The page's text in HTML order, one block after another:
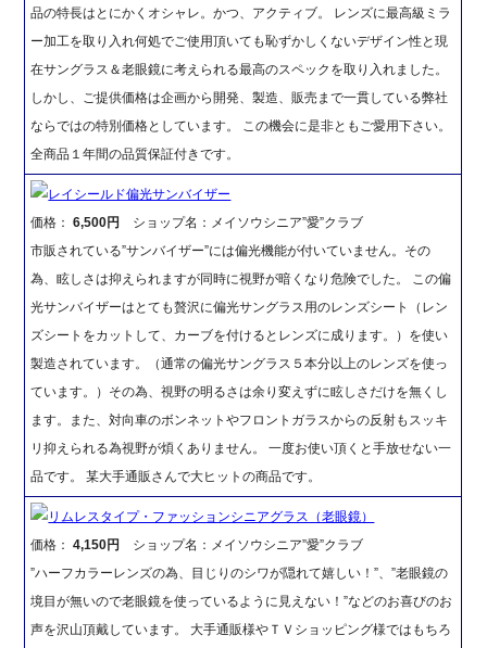
品の特長はとにかくオシャレ。かつ、アクティブ。 レンズに最高級ミラ
ー加工を取り入れ何処でご使用頂いても恥ずかしくないデザイン性と現
在サングラス＆老眼鏡に考えられる最高のスペックを取り入れました。
しかし、ご提供価格は企画から開発、製造、販売まで一貫している弊社
ならではの特別価格としています。 この機会に是非ともご愛用下さい。
全商品１年間の品質保証付きです。
レイシールド偏光サンバイザー
価格：6,500円
ショップ名：メイソウシニア”愛”クラブ
市販されている”サンバイザー”には偏光機能が付いていません。その
為、眩しさは抑えられますが同時に視野が暗くなり危険でした。 この偏
光サンバイザーはとても贅沢に偏光サングラス用のレンズシート（レン
ズシートをカットして、カーブを付けるとレンズに成ります。）を使い
製造されています。（通常の偏光サングラス５本分以上のレンズを使っ
ています。）その為、視野の明るさは余り変えずに眩しさだけを無くし
ます。また、対向車のボンネットやフロントガラスからの反射もスッキ
リ抑えられる為視野が煩くありません。 一度お使い頂くと手放せない一
品です。 某大手通販さんで大ヒットの商品です。
リムレスタイプ・ファッションシニアグラス（老眼鏡）
価格：4,150円
ショップ名：メイソウシニア”愛”クラブ
”ハーフカラーレンズの為、目じりのシワが隠れて嬉しい！”、”老眼鏡の
境目が無いので老眼鏡を使っているように見えない！”などのお喜びのお
声を沢山頂戴しています。 大手通販様やＴＶショッピング様ではもちろ